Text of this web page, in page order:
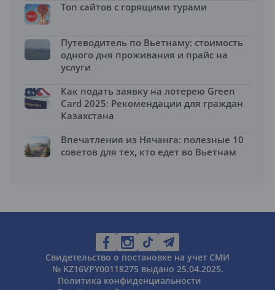
Топ сайтов с горящими турами
Путеводитель по Вьетнаму: стоимость
одного дня проживания и прайс на
услуги
Как подать заявку на лотерею Green
Card 2025: Рекомендации для граждан
Казахстана
Впечатления из Нячанга: полезные 10
советов для тех, кто едет во Вьетнам
Свидетельство о постановке на учет СМИ
№ KZ16VPY00118275 выдано 25.04.2025.
Политика конфиденциальности